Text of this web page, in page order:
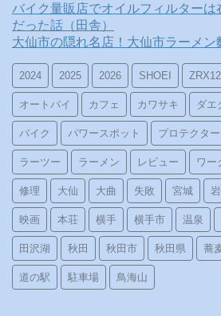
バイク量販店でオイルフィルターは
だった話（田舎）
大仙市の隠れ名店！大仙市ラーメン
2024 2025 2026 SHOEI
オートバイ カフェ カワサキ ダエ
バイク パワースポット プロテクター
ラーツー ラーメン レビュー ワー
修理 大仙 大曲 失敗 宮城
映画 本荘 横手 横手市 温泉
田沢湖 秋田 秋田市 秋田県 蕎
道の駅 駐車場 鳥海山